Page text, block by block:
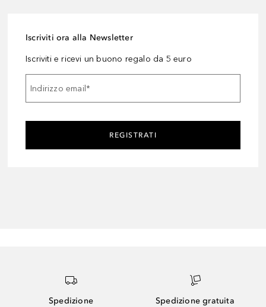
Iscriviti ora alla Newsletter
Iscriviti e ricevi un buono regalo da 5 euro
Indirizzo email *
REGISTRATI
Spedizione
Spedizione gratuita